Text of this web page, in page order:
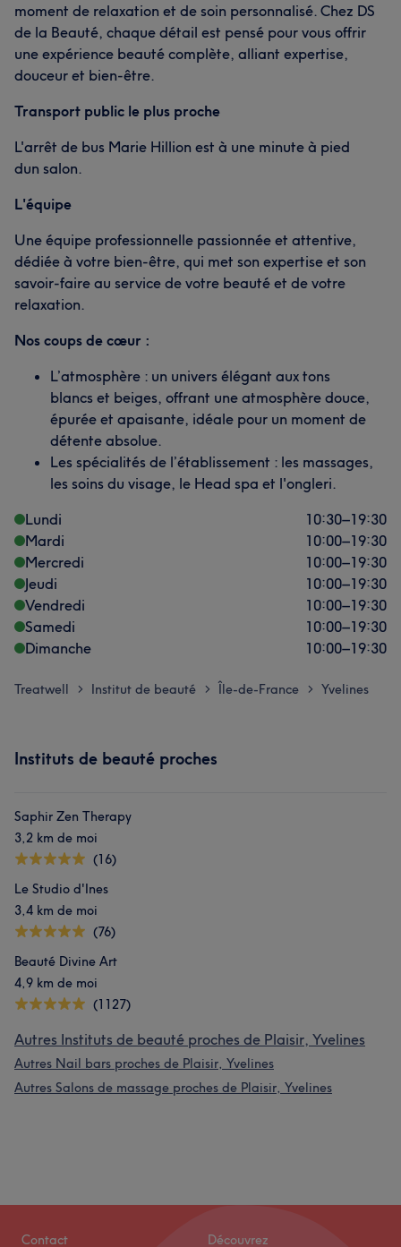
moment de relaxation et de soin personnalisé. Chez DS
de la Beauté, chaque détail est pensé pour vous offrir
une expérience beauté complète, alliant expertise,
douceur et bien-être.
Transport public le plus proche
L'arrêt de bus Marie Hillion est à une minute à pied
dun salon.
L'équipe
Une équipe professionnelle passionnée et attentive,
dédiée à votre bien-être, qui met son expertise et son
savoir-faire au service de votre beauté et de votre
relaxation.
Nos coups de cœur :
L’atmosphère : un univers élégant aux tons
blancs et beiges, offrant une atmosphère douce,
épurée et apaisante, idéale pour un moment de
détente absolue.
Les spécialités de l’établissement : les massages,
les soins du visage, le Head spa et l'ongleri.
Lundi
10:30–19:30
Mardi
10:00–19:30
Mercredi
10:00–19:30
Jeudi
10:00–19:30
Vendredi
10:00–19:30
Samedi
10:00–19:30
Dimanche
10:00–19:30
Treatwell > Institut de beauté > Île-de-France > Yvelines
Instituts de beauté proches
Saphir Zen Therapy
3,2 km de moi
(16)
Le Studio d'Ines
3,4 km de moi
(76)
Beauté Divine Art
4,9 km de moi
(1127)
Autres Instituts de beauté proches de Plaisir, Yvelines
Autres Nail bars proches de Plaisir, Yvelines
Autres Salons de massage proches de Plaisir, Yvelines
Contact Découvrez